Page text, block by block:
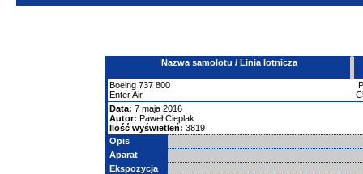
Nazwa samolotu / Linia lotnicza
Boeing 737 800
Enter Air
Data: 7 maja 2016
Autor: Paweł Cieplak
Ilość wyświetleń: 3819
Opis
Aparat
Ekspozycja